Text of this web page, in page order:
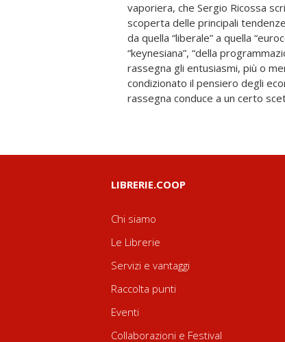
vaporiera, che Sergio Ricossa
scoperta delle principali
da quella “liberale” a quella
“keynesiana”, “della
rassegna gli entusiasmi, più o
condizionato il pensiero degli
rassegna conduce a un certo
Ricossa, che sia «chiara od
filosofia della vita di un tipo o
proprio modo di sentire
questo non c’è nulla di male,
personali non vengano
“scienza” e che proprio questa
LIBRERIE.COOP
Chi siamo
Le Librerie
Servizi e vantaggi
Raccolta punti
Eventi
Collaborazioni e Festival